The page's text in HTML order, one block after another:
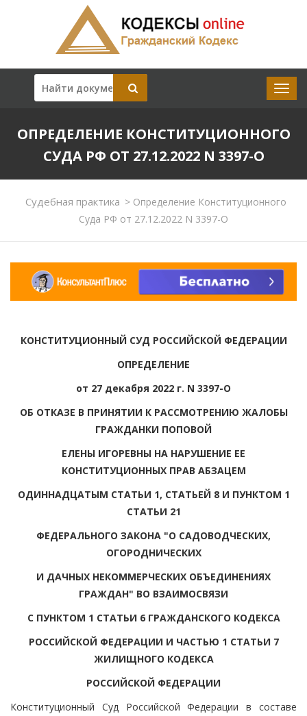
ОПРЕДЕЛЕНИЕ КОНСТИТУЦИОННОГО
СУДА РФ ОТ 27.12.2022 N 3397-О
Судебная практика > Определение Конституционного
Суда РФ от 27.12.2022 N 3397-О
КОНСТИТУЦИОННЫЙ СУД РОССИЙСКОЙ ФЕДЕРАЦИИ
ОПРЕДЕЛЕНИЕ
от 27 декабря 2022 г. N 3397-О
ОБ ОТКАЗЕ В ПРИНЯТИИ К РАССМОТРЕНИЮ ЖАЛОБЫ
ГРАЖДАНКИ ПОПОВОЙ
ЕЛЕНЫ ИГОРЕВНЫ НА НАРУШЕНИЕ ЕЕ
КОНСТИТУЦИОННЫХ ПРАВ АБЗАЦЕМ
ОДИННАДЦАТЫМ СТАТЬИ 1, СТАТЬЕЙ 8 И ПУНКТОМ 1
СТАТЬИ 21
ФЕДЕРАЛЬНОГО ЗАКОНА "О САДОВОДЧЕСКИХ,
ОГОРОДНИЧЕСКИХ
И ДАЧНЫХ НЕКОММЕРЧЕСКИХ ОБЪЕДИНЕНИЯХ
ГРАЖДАН" ВО ВЗАИМОСВЯЗИ
С ПУНКТОМ 1 СТАТЬИ 6 ГРАЖДАНСКОГО КОДЕКСА
РОССИЙСКОЙ ФЕДЕРАЦИИ И ЧАСТЬЮ 1 СТАТЬИ 7
ЖИЛИЩНОГО КОДЕКСА
РОССИЙСКОЙ ФЕДЕРАЦИИ
Конституционный Суд Российской Федерации в составе